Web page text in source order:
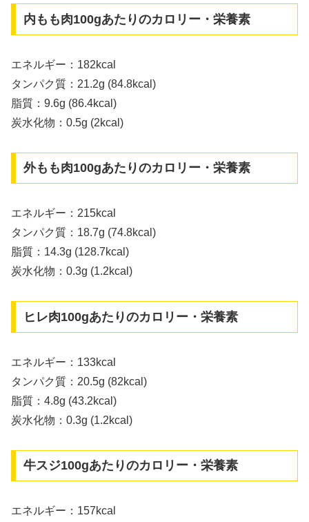
内もも肉100gあたりのカロリー・栄養素
エネルギー：182kcal
タンパク質：21.2g (84.8kcal)
脂質：9.6g (86.4kcal)
炭水化物：0.5g (2kcal)
外もも肉100gあたりのカロリー・栄養素
エネルギー：215kcal
タンパク質：18.7g (74.8kcal)
脂質：14.3g (128.7kcal)
炭水化物：0.3g (1.2kcal)
ヒレ肉100gあたりのカロリー・栄養素
エネルギー：133kcal
タンパク質：20.5g (82kcal)
脂質：4.8g (43.2kcal)
炭水化物：0.3g (1.2kcal)
牛スジ100gあたりのカロリー・栄養素
エネルギー：157kcal